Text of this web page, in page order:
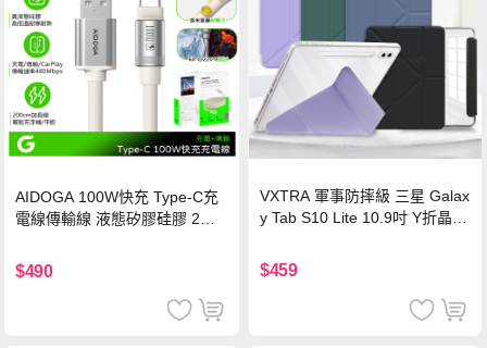
AIDOGA 100W快充 Type-C充
電線傳輸線 液態矽膠硅膠 2M
$490
VXTRA 軍事防摔級 三星 Galax
y Tab S10 Lite 10.9吋 Y折晶透
$459